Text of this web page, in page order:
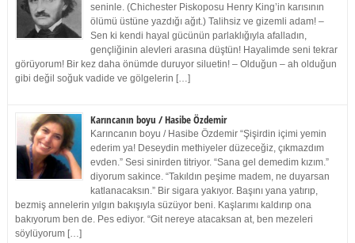
seninle. (Chichester Piskoposu Henry King’in karısının
ölümü üstüne yazdığı ağıt.) Talihsiz ve gizemli adam! –
Sen ki kendi hayal gücünün parlaklığıyla afalladın,
gençliğinin alevleri arasına düştün! Hayalimde seni tekrar
görüyorum! Bir kez daha önümde duruyor siluetin! – Olduğun – ah olduğun
gibi değil soğuk vadide ve gölgelerin […]
Karıncanın boyu / Hasibe Özdemir
Karıncanın boyu / Hasibe Özdemir “Şişirdin içimi yemin
ederim ya! Deseydin methiyeler düzeceğiz, çıkmazdım
evden.” Sesi sinirden titriyor. “Sana gel demedim kızım.”
diyorum sakince. “Takıldın peşime madem, ne duyarsan
katlanacaksın.” Bir sigara yakıyor. Başını yana yatırıp,
bezmiş annelerin yılgın bakışıyla süzüyor beni. Kaşlarımı kaldırıp ona
bakıyorum ben de. Pes ediyor. “Git nereye atacaksan at, ben mezeleri
söylüyorum […]